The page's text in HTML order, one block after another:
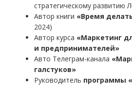
стратегическому развитию
Автор книги «Время
2024)
Автор курса «Маркетинг
и предпринимателей»
Авто Телеграм-канала
галстуков»
Руководитель программы